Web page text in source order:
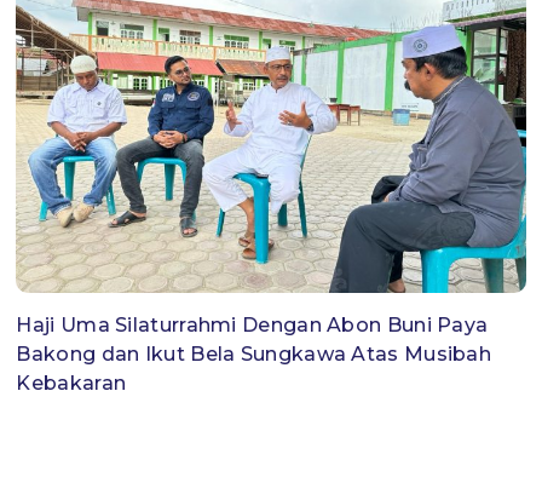
Haji Uma Silaturrahmi Dengan Abon Buni Paya
Bakong dan Ikut Bela Sungkawa Atas Musibah
Kebakaran